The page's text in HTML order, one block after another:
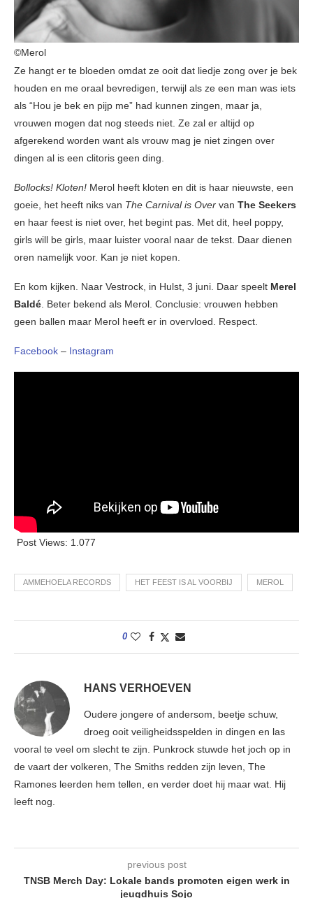
©Merol
Ze hangt er te bloeden omdat ze ooit dat liedje zong over je bek
houden en me oraal bevredigen, terwijl als ze een man was iets
als “Hou je bek en pijp me” had kunnen zingen, maar ja,
vrouwen mogen dat nog steeds niet. Ze zal er altijd op
afgerekend worden want als vrouw mag je niet zingen over
dingen al is een clitoris geen ding.
Bollocks! Kloten! Merol heeft kloten en dit is haar nieuwste, een
goeie, het heeft niks van The Carnival is Over van The Seekers
en haar feest is niet over, het begint pas. Met dit, heel poppy,
girls will be girls, maar luister vooral naar de tekst. Daar dienen
oren namelijk voor. Kan je niet kopen.
En kom kijken. Naar Vestrock, in Hulst, 3 juni. Daar speelt Merel
Baldé. Beter bekend als Merol. Conclusie: vrouwen hebben
geen ballen maar Merol heeft er in overvloed. Respect.
Facebook – Instagram
Post Views: 1.077
AMMEHOELA RECORDS HET FEEST IS AL VOORBIJ MEROL
0
HANS VERHOEVEN
Oudere jongere of andersom, beetje schuw,
droeg ooit veiligheidsspelden in dingen en las
vooral te veel om slecht te zijn. Punkrock stuwde het joch op in
de vaart der volkeren, The Smiths redden zijn leven, The
Ramones leerden hem tellen, en verder doet hij maar wat. Hij
leeft nog.
previous post
TNSB Merch Day: Lokale bands promoten eigen werk in
jeugdhuis Sojo